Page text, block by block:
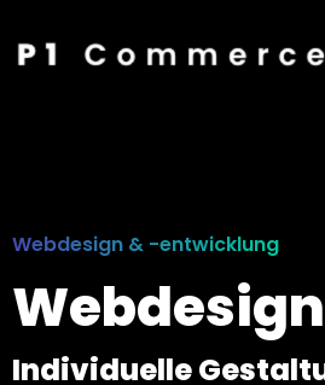
Webdesign & -entwicklung
Individuelle